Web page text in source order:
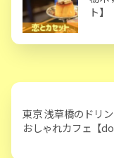
ト】
東京 浅草橋のドリ
おしゃれカフェ【